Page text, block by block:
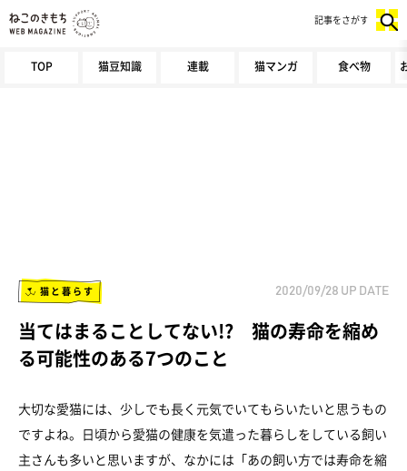
TOP 猫豆知識 連載 猫マンガ 食べ物
記事をさがす
猫と暮らす 2020/09/28 UP DATE
当てはまることしてない!? 猫の寿命を縮め
る可能性のある7つのこと
大切な愛猫には、少しでも長く元気でいてもらいたいと思うもの
ですよね。日頃から愛猫の健康を気遣った暮らしをしている飼い
主さんも多いと思いますが、なかには「あの飼い方では寿命を縮